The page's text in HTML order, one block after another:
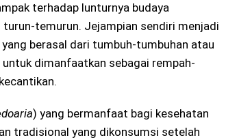
terhadap lunturnya budaya
temurun. Jejampian sendiri menjadi
berasal dari tumbuh-tumbuhan atau
dimanfaatkan sebagai rempah-
) yang bermanfaat bagi kesehatan
tradisional yang dikonsumsi setelah